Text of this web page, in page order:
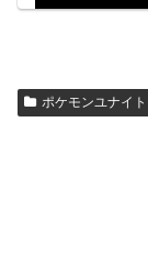
ポケモンユナイ